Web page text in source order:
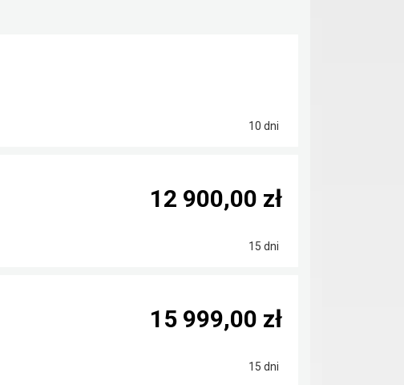
10 dni
15 dni
12 900,00 zł
15 dni
15 999,00 zł